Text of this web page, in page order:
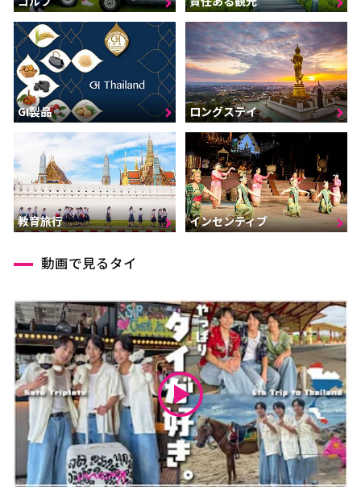
GI製品 ロングステイ
教育旅行 インセンティブ
動画で見るタイ